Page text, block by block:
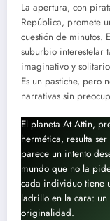
La apertura, con
República, promete
cuestión de minutos.
suburbio interestelar
imaginativo y
Es un pastiche, pero
narrativas sin
El planeta At Attin,
hermética, resulta
parece un intento
mundo que no la
cada individuo tiene
ladrillo en la cara: un
originalidad.